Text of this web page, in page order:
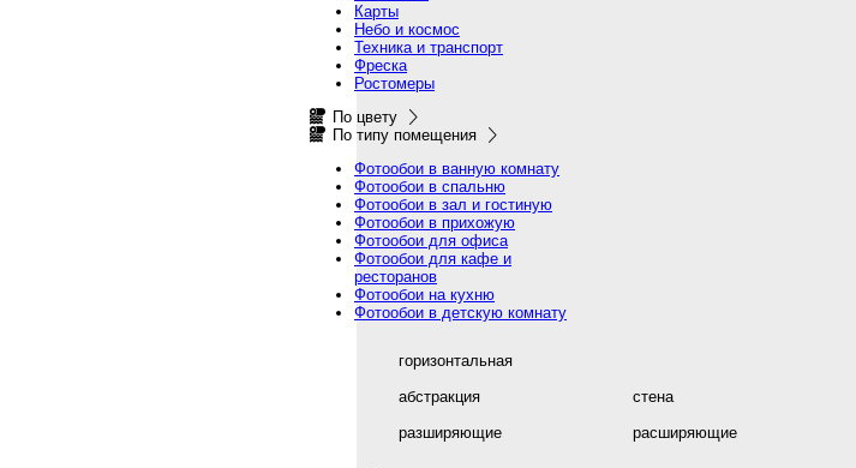
Карты
Небо и космос
Техника и транспорт
Фреска
Ростомеры
По цвету
По типу помещения
Фотообои в ванную комнату
Фотообои в спальню
Фотообои в зал и гостиную
Фотообои в прихожую
Фотообои для офиса
Фотообои для кафе и
ресторанов
Фотообои на кухню
Фотообои в детскую комнату
горизонтальная
абстракция
стена
разширяющие
расширяющие